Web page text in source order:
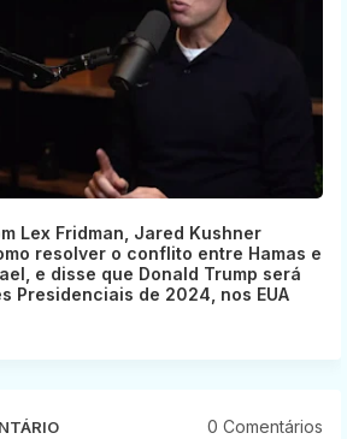
Lex Fridman, Jared Kushner
resolver o conflito entre Hamas e
e disse que Donald Trump será
Presidenciais de 2024, nos EUA
0 Comentários